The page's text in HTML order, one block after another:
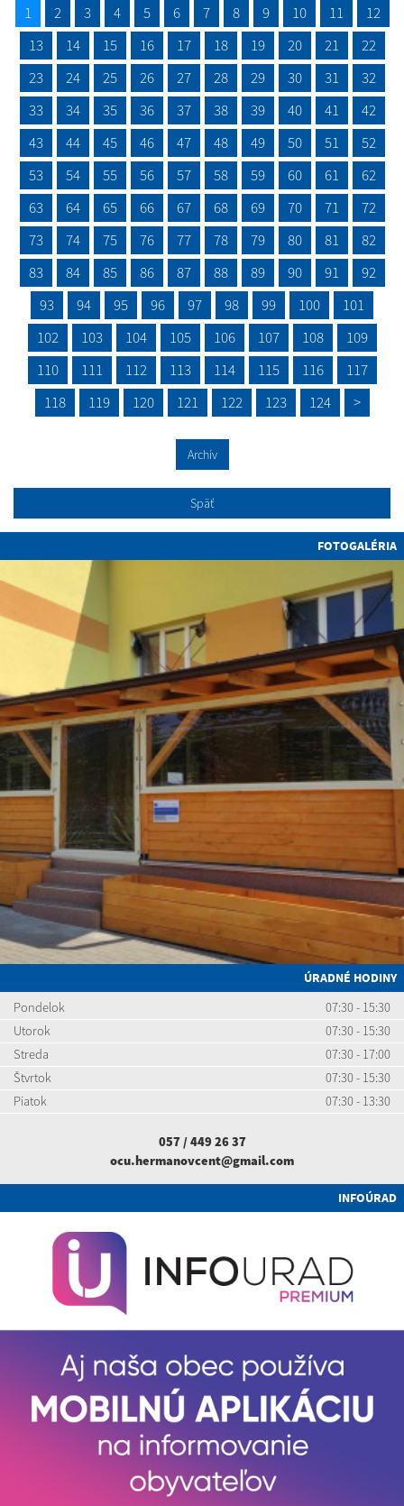
1 2 3 4 5 6 7 8 9 10 11
12
13
14 15 16 17 18 19 20 21
22
23
24 25 26 27 28 29 30 31
32
33
34 35 36 37 38 39 40 41
42
43
44 45 46 47 48 49 50 51
52
53
54 55 56 57 58 59 60 61
62
63
64 65 66 67 68 69 70 71
72
73
74 75 76 77 78 79 80 81
82
83
84 85 86 87 88 89 90 91
92
93
94 95 96 97 98 99 100
101
102
103 104 105 106 107 108
109
110
111 112 113 114 115 116
117
118
119 120 121 122 123 124 >
Archív
Späť
FOTOGALÉRIA
ÚRADNÉ HODINY
Pondelok
07:30 - 15:30
Utorok
07:30 - 15:30
Streda
07:30 - 17:00
Štvrtok
07:30 - 15:30
Piatok
07:30 - 13:30
057 / 449 26 37
ocu.hermanovcent@gmail.com
INFOÚRAD